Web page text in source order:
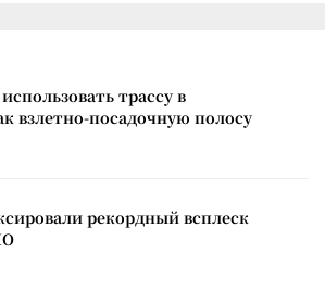
трассу в
взлетно-посадочную полосу
рекордный всплеск